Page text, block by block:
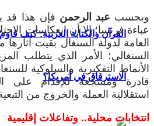
القرآن والكتابة العربية: كيف
الاسترقاق في أمريكا؟
وبحسب عبد الرحمن فإن هذا
عباءة فرنسا؛ إلا أن انعكاسات
العامة لدولة السنغال بقيت
السنغالي؛ الأمر الذي يتطلب
الأنماط التفكيرية والسلوكية
قادرة ومُشجّعة للإقدام على
استقلالية العملة والخروج من
انتخابات محلية.. وتفاعلات إقليمية